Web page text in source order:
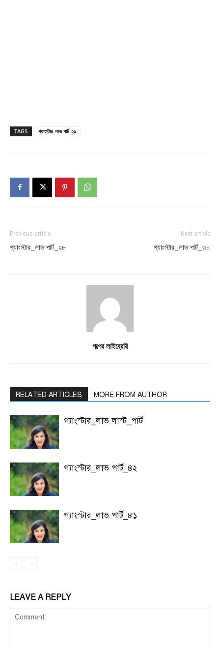
TAGS গ্যাংস্টার_লাভ পার্ট_২৯
Previous article
গ্যাংস্টার_লাভ পার্ট_২৮
Next article
গ্যাংস্টার_লাভ পার্ট_৩০
গল্পের লাইব্রেরি
RELATED ARTICLES MORE FROM AUTHOR
গ্যাংস্টার_লাভ লাস্ট_পার্ট
গ্যাংস্টার_লাভ পার্ট_৪২
গ্যাংস্টার_লাভ পার্ট_৪১
LEAVE A REPLY